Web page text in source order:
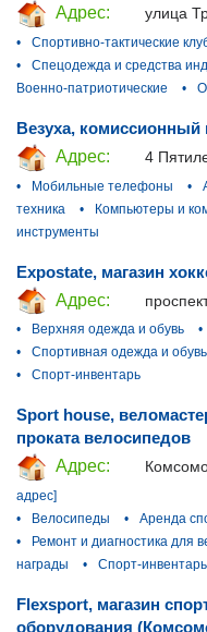
Адрес:
улица
•
Спортивно-тактические
•
Спецодежда и средства
Военно-патриотические
•
Везуха, комиссионный
Адрес:
4
•
Мобильные телефоны •
техника
• Компьютеры и
инструменты
Expostate, магазин
Адрес:
•
Верхняя одежда и обувь •
•
Спортивная одежда и обувь
•
Спорт-инвентарь
Sport house,
проката велосипедов
Адрес:
адрес]
•
Велосипеды •
Аренда
•
Ремонт и диагностика для
награды
• Спорт-инвентарь
Flexsport, магазин
оборудования